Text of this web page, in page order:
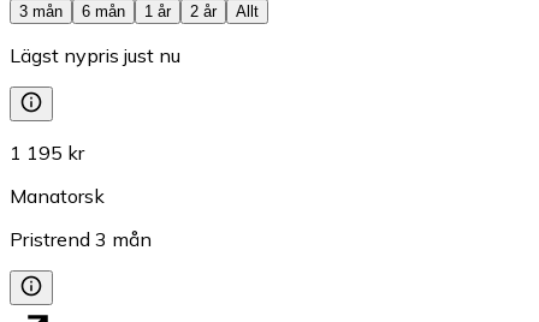
3 mån
6 mån 1 år 2 år Allt
Lägst nypris just nu
1 195 kr
Manatorsk
Pristrend 3 mån